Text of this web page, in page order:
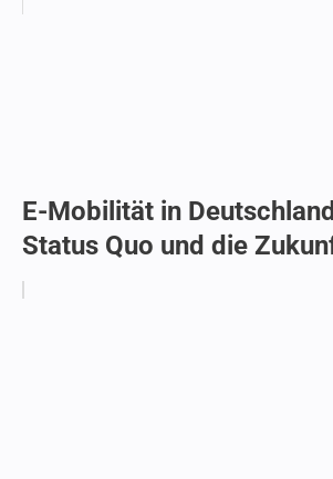
E-Mobilität in
Status Quo und die